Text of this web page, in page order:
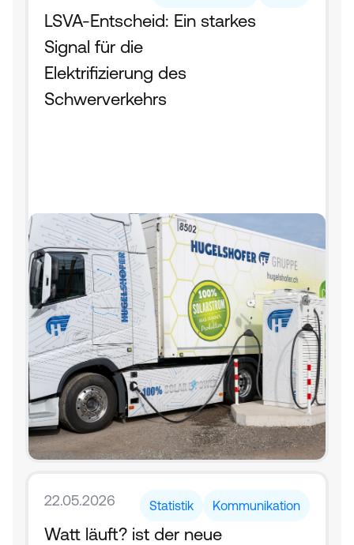
LSVA-Entscheid: Ein starkes
Signal für die
Elektrifizierung des
Schwerverkehrs
22.05.2026 Statistik Kommunikation
Watt läuft? ist der neue